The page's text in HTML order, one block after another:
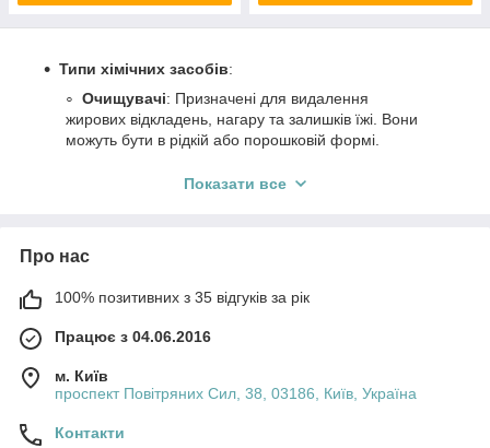
Типи хімічних засобів:
Очищувачі: Призначені для видалення
жирових відкладень, нагару та залишків їжі. Вони
можуть бути в рідкій або порошковій формі.
знищення бактерій та мікроорганізмів,
частини від корозії, продовжуючи термін служби
Хімічні засоби можуть використовуватися для
вентиляторів та інших елементів.
щодо застосування засобів, щоб уникнути
Показати все
Про нас
100% позитивних з 35 відгуків за рік
Працює з 04.06.2016
м. Київ
проспект Повітряних Сил, 38, 03186, Київ, Україна
Контакти